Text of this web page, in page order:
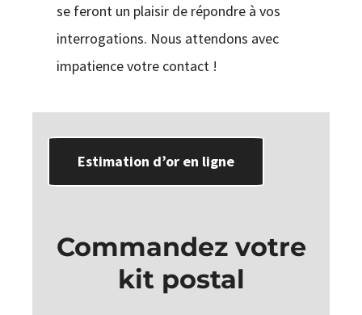
se feront un plaisir de répondre à vos
interrogations. Nous attendons avec
impatience votre contact !
Estimation d’or en ligne
Commandez votre
kit postal